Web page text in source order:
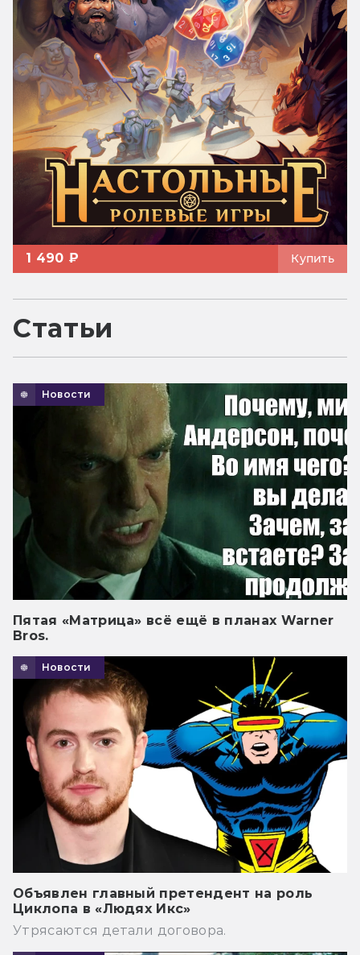
1 490 ₽ Купить
Статьи
Новости
Пятая «Матрица» всё ещё в планах Warner
Bros.
Новости
Объявлен главный претендент на роль
Циклопа в «Людях Икс»
Утрясаются детали договора.